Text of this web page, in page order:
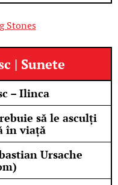
| Sunete
– Ilinca
să le asculți
în viață
Ursache